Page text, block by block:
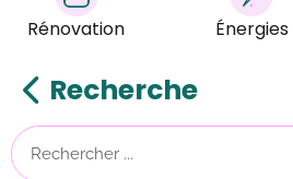
Rénovation Énergies
Recherche